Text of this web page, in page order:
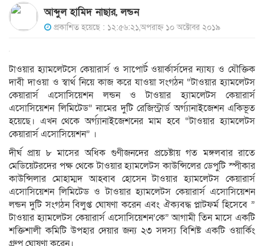
আব্দুল হামিদ নাছার, লন্ডন
প্রকাশিত হয়েছে : ১২:৫৬:২১,অপরাহ্ন ১০ অক্টোবর ২০১৯
টাওয়ার হ্যামলেটসে কেয়ারার্স ও সাপোর্ট ওয়ার্কার্সদের ন্যায্য ও যৌক্তিক
দাবী দাওয়া ও স্বার্থ নিয়ে কাজ করে যাওয়া সংগঠন “টাওয়ার হ্যামলেটস
কেয়ারার্স এসোসিয়েশন লন্ডন ও টাওয়ার হ্যামলেটস কেয়ারার্স
এসোসিয়েশন লিমিটেড” নামের দুটি রেজিস্ট্রার্ড অর্গ্যানাইজেশন একিভূত
হয়েছে। এখন থেকে অর্গ্যানাইজেশনের মাম হবে “টাওয়ার হ্যামলেটস
কেয়ারার্স এসোসিয়েশন” ।
দীর্ঘ প্রায় ৮ মাসের অধিক গুণীজনদের প্রচেষ্টায় গত মঙ্গলবার রাতে
মেডিয়েটরদের পক্ষ থেকে টাওয়ার হ্যামলেটস কাউন্সিলের ডেপুটি স্পীকার
কাউন্সিলার মোহাম্মদ আহবাব হোসেন টাওয়ার হ্যামলেটস কেয়ারার্স
এসোসিয়েশন লিমিটেড ও টাওয়ার হ্যামলেটস কেয়ারার্স এসোসিয়েশন
লন্ডন দুটি সংগঠন বিলুপ্ত ঘোষণা করেন এবং ঐক্যবদ্ধ প্লাটফর্ম হিসেবে ”
টাওয়ার হ্যামলেটস কেয়ারার্স এসোসিয়েশন’কে” আগামী তিন মাসে একটি
শক্তিশালী কমিটি উপহার দেয়ার জন্য ২৩ সদস্য বিশিষ্ট একটি ওয়ার্কিং